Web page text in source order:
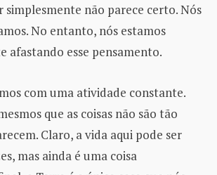
simplesmente não parece certo. Nós
No entanto, nós estamos
afastando esse pensamento.
com uma atividade constante.
que as coisas não são tão
Claro, a vida aqui pode ser
mas ainda é uma coisa